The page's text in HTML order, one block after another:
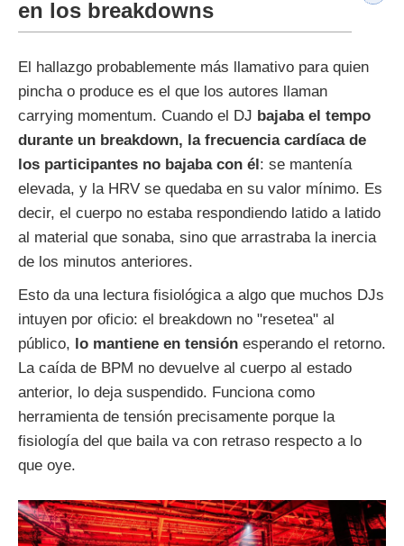
en los breakdowns
El hallazgo probablemente más llamativo para quien
pincha o produce es el que los autores llaman
carrying momentum. Cuando el DJ bajaba el tempo
durante un breakdown, la frecuencia cardíaca de
los participantes no bajaba con él: se mantenía
elevada, y la HRV se quedaba en su valor mínimo. Es
decir, el cuerpo no estaba respondiendo latido a latido
al material que sonaba, sino que arrastraba la inercia
de los minutos anteriores.
Esto da una lectura fisiológica a algo que muchos DJs
intuyen por oficio: el breakdown no "resetea" al
público, lo mantiene en tensión esperando el retorno.
La caída de BPM no devuelve al cuerpo al estado
anterior, lo deja suspendido. Funciona como
herramienta de tensión precisamente porque la
fisiología del que baila va con retraso respecto a lo
que oye.